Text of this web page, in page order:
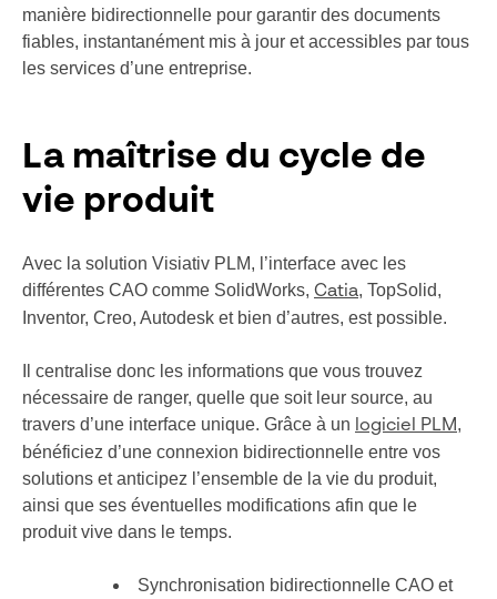
manière bidirectionnelle pour garantir des documents
fiables, instantanément mis à jour et accessibles par tous
les services d’une entreprise.
La maîtrise du cycle de
vie produit
Avec la solution Visiativ PLM, l’interface avec les
différentes CAO comme SolidWorks, Catia, TopSolid,
Inventor, Creo, Autodesk et bien d’autres, est possible.
Il centralise donc les informations que vous trouvez
nécessaire de ranger, quelle que soit leur source, au
travers d’une interface unique. Grâce à un logiciel PLM,
bénéficiez d’une connexion bidirectionnelle entre vos
solutions et anticipez l’ensemble de la vie du produit,
ainsi que ses éventuelles modifications afin que le
produit vive dans le temps.
Synchronisation bidirectionnelle CAO et